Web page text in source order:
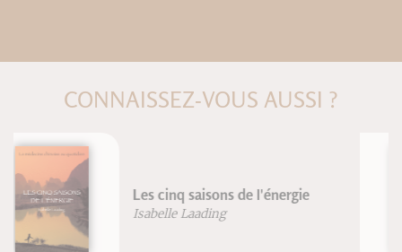
CONNAISSEZ-VOUS AUSSI ?
Manuel pratique d'acupuncture
en obstétrique
Augusta Guiraud-Sobral